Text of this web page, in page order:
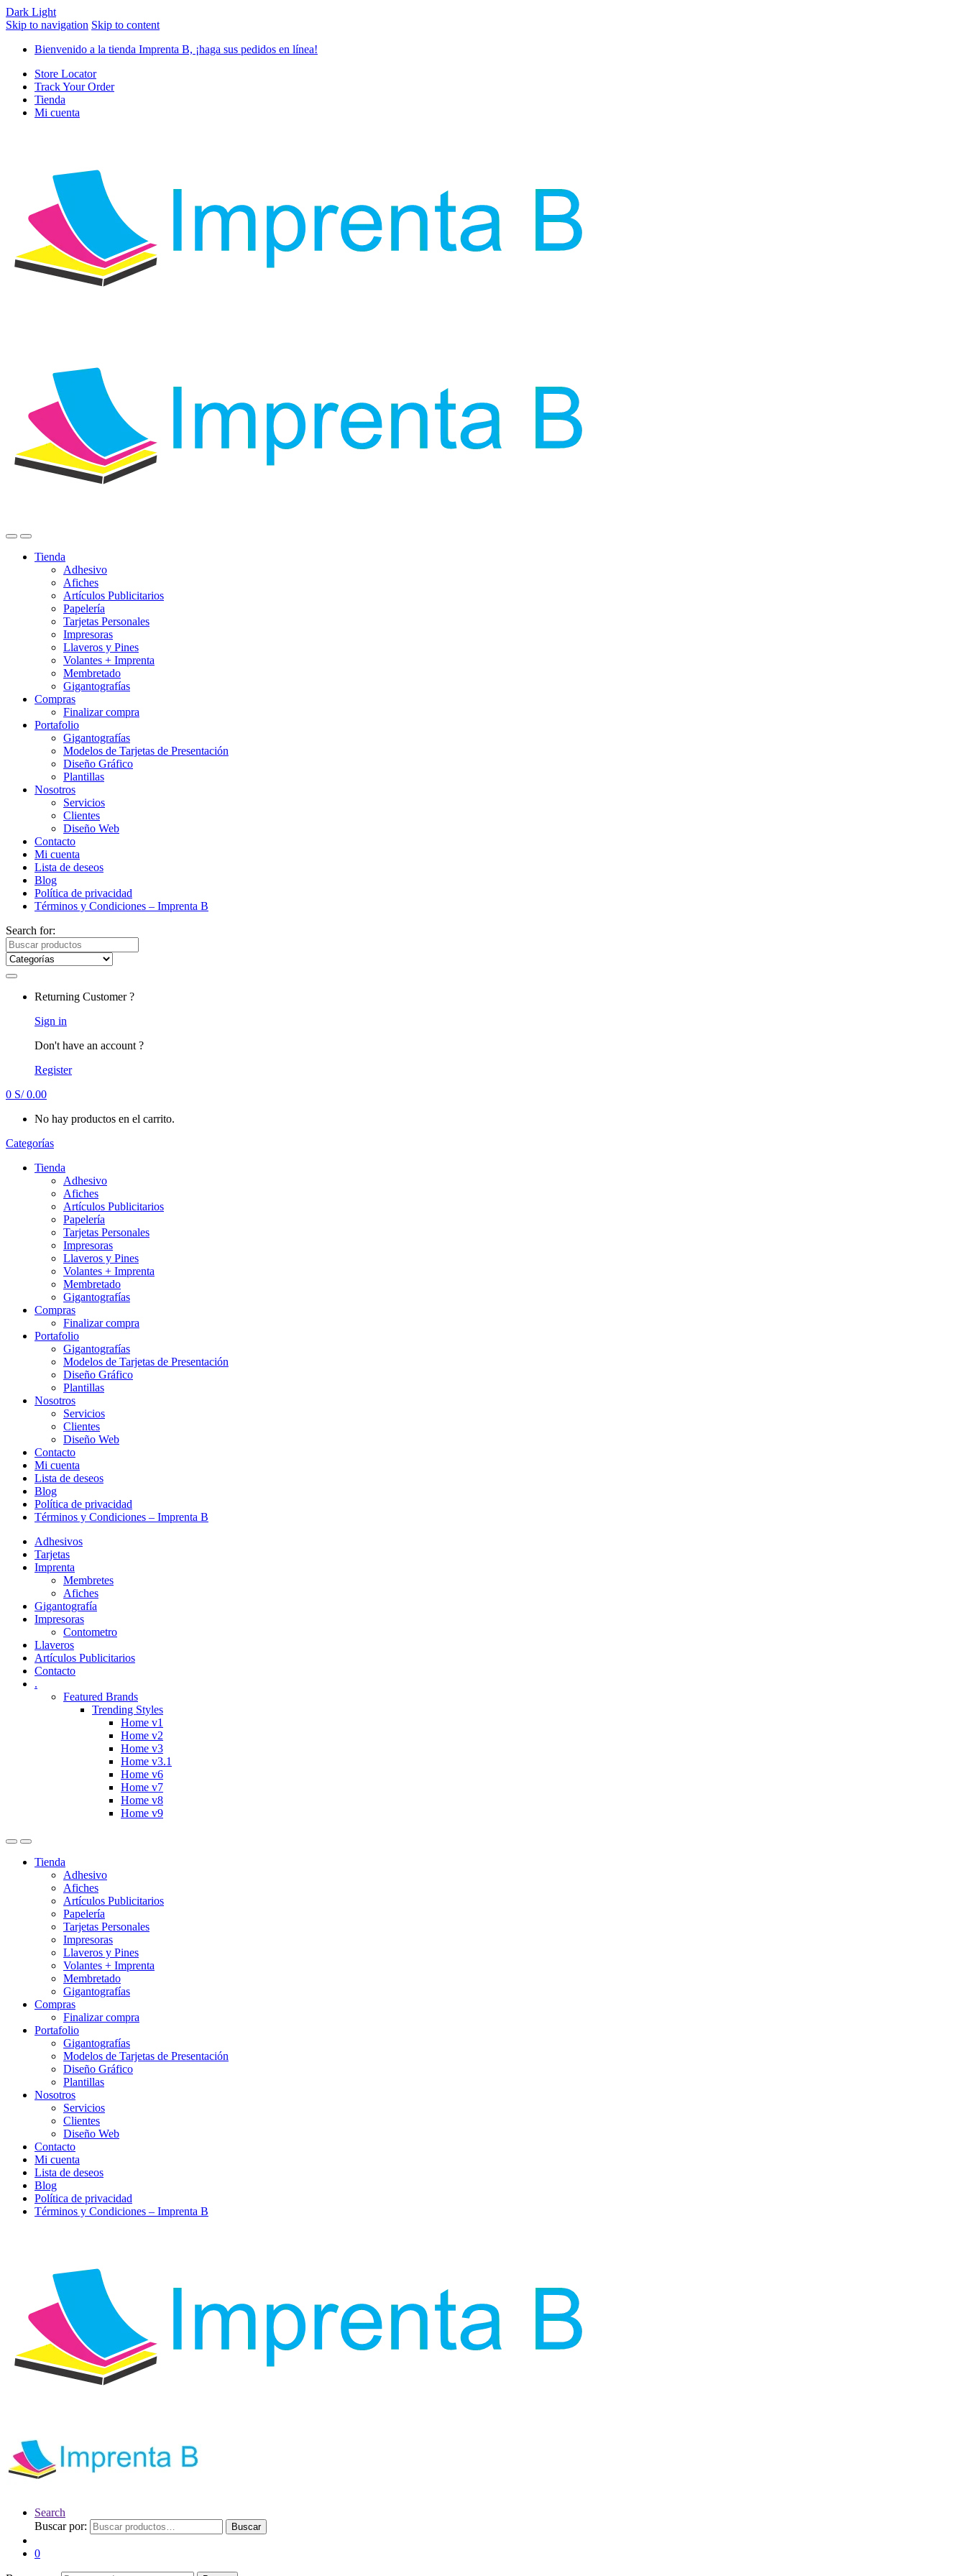
Dark Light
Skip to navigation Skip to content
Bienvenido a la tienda Imprenta B, ¡haga sus pedidos en línea!
Store Locator
Track Your Order
Tienda
Mi cuenta
Tienda
Adhesivo
Afiches
Artículos Publicitarios
Papelería
Tarjetas Personales
Impresoras
Llaveros y Pines
Volantes + Imprenta
Membretado
Gigantografías
Compras
Finalizar compra
Portafolio
Gigantografías
Modelos de Tarjetas de Presentación
Diseño Gráfico
Plantillas
Nosotros
Servicios
Clientes
Diseño Web
Contacto
Mi cuenta
Lista de deseos
Blog
Política de privacidad
Términos y Condiciones – Imprenta B
Search for:
Returning Customer ?
Sign in
Don't have an account ?
Register
0 S/0.00
No hay productos en el carrito.
Categorías
Tienda
Adhesivo
Afiches
Artículos Publicitarios
Papelería
Tarjetas Personales
Impresoras
Llaveros y Pines
Volantes + Imprenta
Membretado
Gigantografías
Compras
Finalizar compra
Portafolio
Gigantografías
Modelos de Tarjetas de Presentación
Diseño Gráfico
Plantillas
Nosotros
Servicios
Clientes
Diseño Web
Contacto
Mi cuenta
Lista de deseos
Blog
Política de privacidad
Términos y Condiciones – Imprenta B
Adhesivos
Tarjetas
Imprenta
Membretes
Afiches
Gigantografía
Impresoras
Contometro
Llaveros
Artículos Publicitarios
Contacto
.
Featured Brands
Trending Styles
Home v1
Home v2
Home v3
Home v3.1
Home v6
Home v7
Home v8
Home v9
Tienda
Adhesivo
Afiches
Artículos Publicitarios
Papelería
Tarjetas Personales
Impresoras
Llaveros y Pines
Volantes + Imprenta
Membretado
Gigantografías
Compras
Finalizar compra
Portafolio
Gigantografías
Modelos de Tarjetas de Presentación
Diseño Gráfico
Plantillas
Nosotros
Servicios
Clientes
Diseño Web
Contacto
Mi cuenta
Lista de deseos
Blog
Política de privacidad
Términos y Condiciones – Imprenta B
Search
Buscar por:
Buscar
0